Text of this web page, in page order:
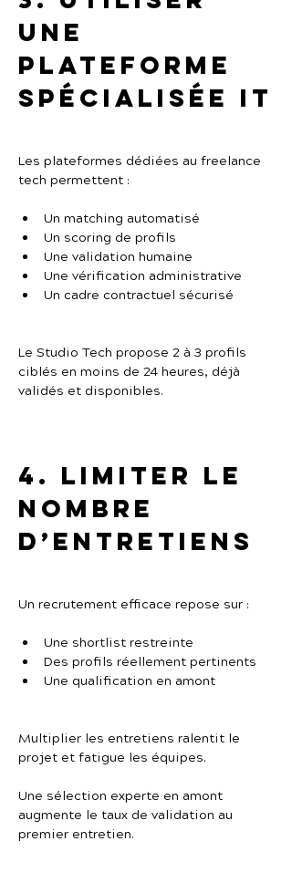
une
plateforme
spécialisée IT
Les plateformes dédiées au freelance
tech permettent :
Un matching automatisé
Un scoring de profils
Une validation humaine
Une vérification administrative
Un cadre contractuel sécurisé
Le Studio Tech propose 2 à 3 profils
ciblés en moins de 24 heures, déjà
validés et disponibles.
4. Limiter le
nombre
d’entretiens
Un recrutement efficace repose sur :
Une shortlist restreinte
Des profils réellement pertinents
Une qualification en amont
Multiplier les entretiens ralentit le
projet et fatigue les équipes.
Une sélection experte en amont
augmente le taux de validation au
premier entretien.